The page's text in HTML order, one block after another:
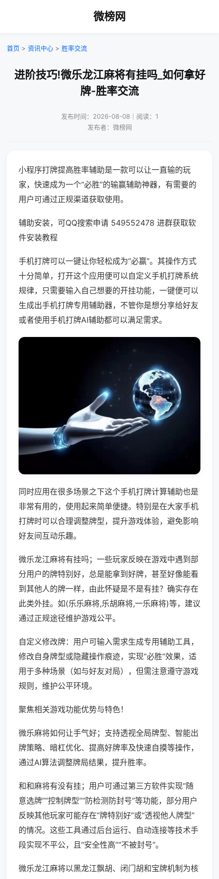
微榜网
首页 > 资讯中心 > 胜率交流
进阶技巧!微乐龙江麻将有挂吗_如何拿好
牌-胜率交流
发布时间：2026-08-08｜阅读：1
发布者：微榜网
小程序打牌提高胜率辅助是一款可以让一直输的玩
家，快速成为一个“必胜”的输赢辅助神器，有需要的
用户可通过正规渠道获取使用。
辅助安装，可QQ搜索申请 549552478 进群获取软
件安装教程
手机打牌可以一键让你轻松成为“必赢”。其操作方式
十分简单，打开这个应用便可以自定义手机打牌系统
规律，只需要输入自己想要的开挂功能，一键便可以
生成出手机打牌专用辅助器，不管你是想分享给好友
或者使用手机打牌AI辅助都可以满足需求。
同时应用在很多场景之下这个手机打牌计算辅助也是
非常有用的，使用起来简单便捷。特别是在大家手机
打牌时可以合理调整牌型，提升游戏体验，避免影响
好友间互动乐趣。
微乐龙江麻将有挂吗；一些玩家反映在游戏中遇到部
分用户的牌特别好，总是能拿到好牌，甚至好像能看
到其他人的牌一样，由此怀疑是不是有挂？确实存在
此类外挂。如(乐乐麻将,乐胡麻将,一乐麻将)等，建议
通过正规途径维护游戏公平。
自定义修改牌：用户可输入需求生成专用辅助工具，
修改自身牌型或隐藏操作痕迹，实现“必胜”效果，适
用于多种场景（如与好友对局），但需注意遵守游戏
规则，维护公平环境。
聚焦相关游戏功能优势与特色！
微乐麻将如何让手气好；支持透视全局牌型、智能出
牌策略、暗杠优化、提高好牌率及快速自摸等操作，
通过AI算法调整牌局结果，提升胜率。
和和麻将有没有挂；用户可通过第三方软件实现“随
意选牌”“控制牌型”“防检测防封号”等功能，部分用户
反映其他玩家可能存在“牌特别好”或“透视他人牌型”
的情况。这些工具通过后台运行、自动连接等技术手
段实现不平公，且“安全性高”“不被封号”。
微乐龙江麻将以黑龙江飘胡、闭门胡和宝牌机制为核